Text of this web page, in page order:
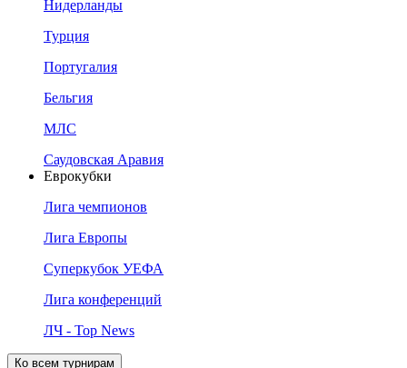
Нидерланды
Турция
Португалия
Бельгия
МЛС
Саудовская Аравия
Еврокубки
Лига чемпионов
Лига Европы
Суперкубок УЕФА
Лига конференций
ЛЧ - Top News
Ко всем турнирам